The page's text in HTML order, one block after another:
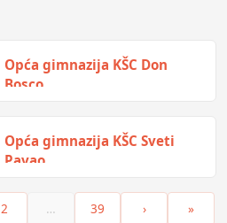
Opća gimnazija KŠC Don
Bosco
Opća gimnazija KŠC Sveti
Pavao
i Hercegovina
2 … 39 › »